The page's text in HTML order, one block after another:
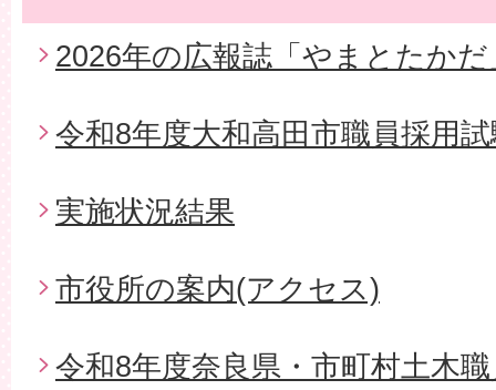
2026年の広報誌「やまとたかだ
令和8年度大和高田市職員採用
実施状況結果
市役所の案内(アクセス)
令和8年度奈良県・市町村土木